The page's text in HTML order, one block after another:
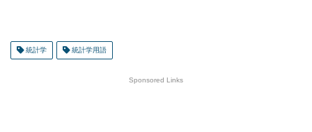
統計学 統計学用語
Sponsored Links